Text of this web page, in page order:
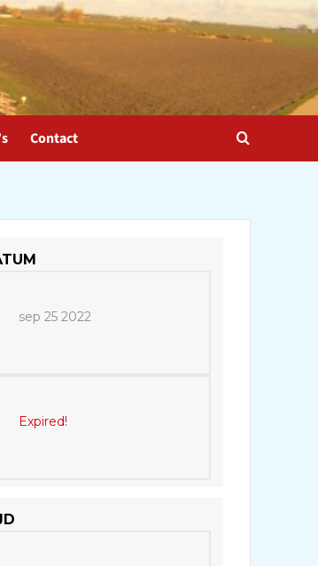
Contact
sep 25 2022
Expired!